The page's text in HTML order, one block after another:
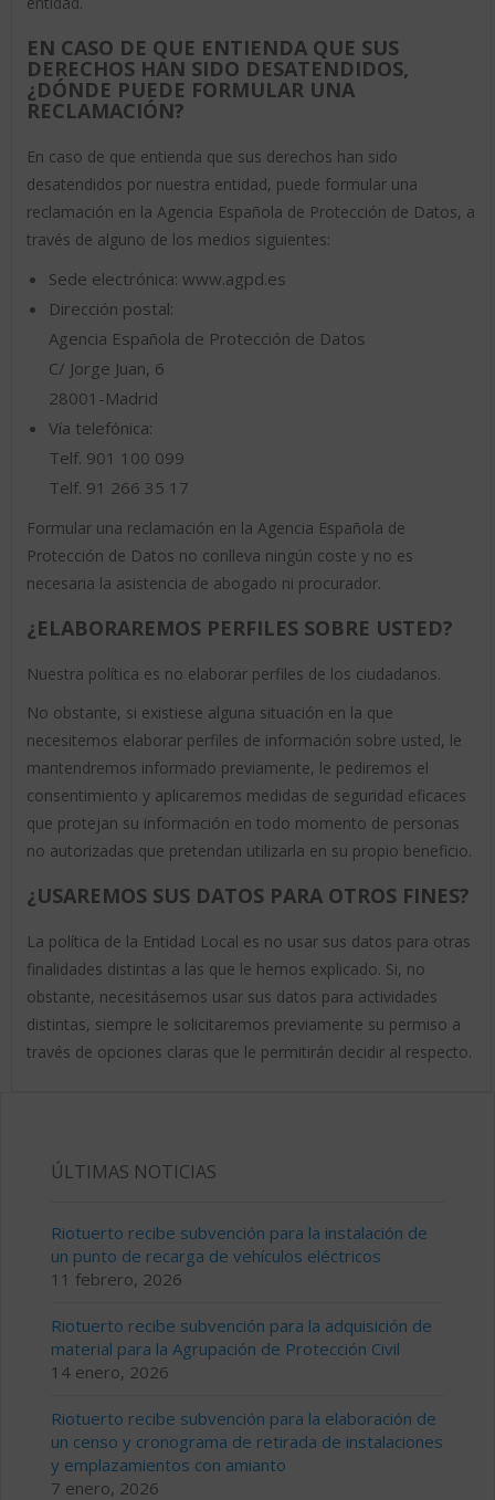
EN CASO DE QUE ENTIENDA QUE SUS
DERECHOS HAN SIDO DESATENDIDOS,
¿DÓNDE PUEDE FORMULAR UNA
RECLAMACIÓN?
En caso de que entienda que sus derechos han sido
desatendidos por nuestra entidad, puede formular una
reclamación en la Agencia Española de Protección de Datos, a
través de alguno de los medios siguientes:
Sede electrónica: www.agpd.es
Dirección postal:
Agencia Española de Protección de Datos
C/ Jorge Juan, 6
28001-Madrid
Vía telefónica:
Telf. 901 100 099
Telf. 91 266 35 17
Formular una reclamación en la Agencia Española de
Protección de Datos no conlleva ningún coste y no es
necesaria la asistencia de abogado ni procurador.
¿ELABORAREMOS PERFILES SOBRE USTED?
Nuestra política es no elaborar perfiles de los ciudadanos.
No obstante, si existiese alguna situación en la que
necesitemos elaborar perfiles de información sobre usted, le
mantendremos informado previamente, le pediremos el
consentimiento y aplicaremos medidas de seguridad eficaces
que protejan su información en todo momento de personas
no autorizadas que pretendan utilizarla en su propio beneficio.
¿USAREMOS SUS DATOS PARA OTROS FINES?
La política de la Entidad Local es no usar sus datos para otras
finalidades distintas a las que le hemos explicado. Si, no
obstante, necesitásemos usar sus datos para actividades
distintas, siempre le solicitaremos previamente su permiso a
través de opciones claras que le permitirán decidir al respecto.
ÚLTIMAS NOTICIAS
Riotuerto recibe subvención para la instalación de
un punto de recarga de vehículos eléctricos
11 febrero, 2026
Riotuerto recibe subvención para la adquisición de
material para la Agrupación de Protección Civil
14 enero, 2026
Riotuerto recibe subvención para la elaboración de
un censo y cronograma de retirada de instalaciones
y emplazamientos con amianto
7 enero, 2026